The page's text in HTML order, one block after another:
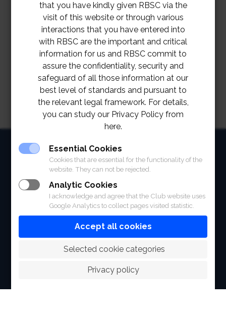
ความเร็ว
สมาคมฯ ต้องขออภัยเป็นอย่างยิ่งสำหรับความไม่สะดวกที่
เกิดขึ้น และขอขอบพระคุณสำหรับความเข้าใจจากทุกท่าน
FACILITIES
SPORTS
RACING
POLO CLUB
NEWS & EVENTS
that you have kindly given RBSC via the
visit of this website or through various
interactions that you have entered into
with RBSC are the important and critical
information for us and RBSC commit to
assure the confidentiality, security and
safeguard of all those information at our
best level of standards and pursuant to
the relevant legal framework. For details,
you can study our Privacy Policy from
here.
Essential Cookies
Cookies that are essential for the functionality of the
website. They can not be rejected.
Analytic Cookies
I acknowledge and agree that the Club website uses
Google Analytics to collect pages visited statistic.
Accept all cookies
Selected cookie categories
Privacy policy